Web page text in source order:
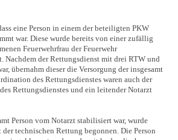
eine Person in einem der beteiligten PKW
war. Diese wurde bereits von einer zufällig
Feuerwehrfrau der Feuerwehr
Nachdem der Rettungsdienst mit drei RTW und
übernahm dieser die Versorgung der insgesamt
des Rettungsdienstes waren auch der
Rettungsdienstes und ein leitender Notarzt
Person vom Notarzt stabilisiert war, wurde
technischen Rettung begonnen. Die Person